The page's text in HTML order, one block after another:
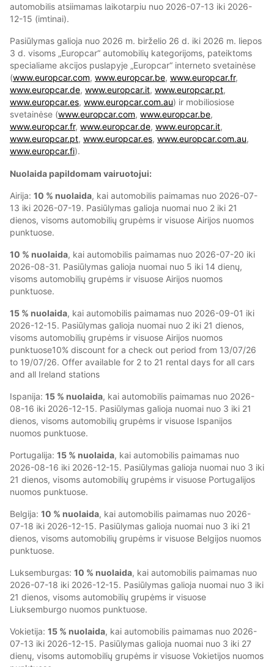
automobilis atsiimamas laikotarpiu nuo 2026-07-13 iki 2026-
12-15 (imtinai).
Pasiūlymas galioja nuo 2026 m. birželio 26 d. iki 2026 m. liepos
3 d. visoms „Europcar“ automobilių kategorijoms, pateiktoms
specialiame akcijos puslapyje „Europcar“ interneto svetainėse
(www.europcar.com, www.europcar.be, www.europcar.fr,
www.europcar.de, www.europcar.it, www.europcar.pt,
www.europcar.es, www.europcar.com.au) ir mobiliosiose
svetainėse (www.europcar.com, www.europcar.be,
www.europcar.fr, www.europcar.de, www.europcar.it,
www.europcar.pt, www.europcar.es, www.europcar.com.au,
www.europcar.fi).
Nuolaida papildomam vairuotojui:
Airija: 10 % nuolaida, kai automobilis paimamas nuo 2026-07-
13 iki 2026-07-19. Pasiūlymas galioja nuomai nuo 2 iki 21
dienos, visoms automobilių grupėms ir visuose Airijos nuomos
punktuose.
10 % nuolaida, kai automobilis paimamas nuo 2026-07-20 iki
2026-08-31. Pasiūlymas galioja nuomai nuo 5 iki 14 dienų,
visoms automobilių grupėms ir visuose Airijos nuomos
punktuose.
15 % nuolaida, kai automobilis paimamas nuo 2026-09-01 iki
2026-12-15. Pasiūlymas galioja nuomai nuo 2 iki 21 dienos,
visoms automobilių grupėms ir visuose Airijos nuomos
punktuose10% discount for a check out period from 13/07/26
to 19/07/26. Offer available for 2 to 21 rental days for all cars
and all Ireland stations
Ispanija: 15 % nuolaida, kai automobilis paimamas nuo 2026-
08-16 iki 2026-12-15. Pasiūlymas galioja nuomai nuo 3 iki 21
dienos, visoms automobilių grupėms ir visuose Ispanijos
nuomos punktuose.
Portugalija: 15 % nuolaida, kai automobilis paimamas nuo
2026-08-16 iki 2026-12-15. Pasiūlymas galioja nuomai nuo 3 iki
21 dienos, visoms automobilių grupėms ir visuose Portugalijos
nuomos punktuose.
Belgija: 10 % nuolaida, kai automobilis paimamas nuo 2026-
07-18 iki 2026-12-15. Pasiūlymas galioja nuomai nuo 3 iki 21
dienos, visoms automobilių grupėms ir visuose Belgijos nuomos
punktuose.
Luksemburgas: 10 % nuolaida, kai automobilis paimamas nuo
2026-07-18 iki 2026-12-15. Pasiūlymas galioja nuomai nuo 3 iki
21 dienos, visoms automobilių grupėms ir visuose
Liuksemburgo nuomos punktuose.
Vokietija: 15 % nuolaida, kai automobilis paimamas nuo 2026-
07-13 iki 2026-12-15. Pasiūlymas galioja nuomai nuo 3 iki 27
dienų, visoms automobilių grupėms ir visuose Vokietijos nuomos